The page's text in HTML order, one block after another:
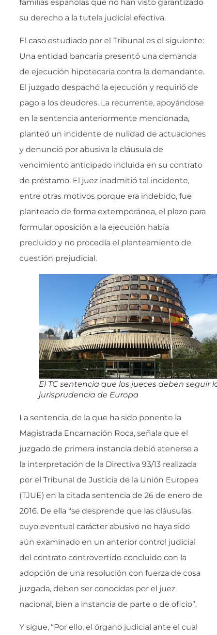
familias españolas que no han visto garantizado
su derecho a la tutela judicial efectiva.
El caso estudiado por el Tribunal es el siguiente:
Una entidad bancaria presentó una demanda
de ejecución hipotecaria contra la demandante.
El juzgado despachó la ejecución y requirió de
pago a los deudores. La recurrente, apoyándose
en la sentencia anteriormente mencionada,
planteó un incidente de nulidad de actuaciones
y denunció por abusiva la cláusula de
vencimiento anticipado incluida en su contrato
de préstamo. El juez inadmitió tal incidente,
entre otras motivos porque era indebido, fue
planteado de forma extemporánea, el plazo para
formular oposición a la ejecución había
precluido y no procedía el planteamiento de
cuestión prejudicial.
El TC sentencia que los jueces deben seguir
jurisprudencia de Europa
La sentencia, de la que ha sido ponente la
Magistrada Encarnación Roca, señala que el
juzgado de primera instancia debió atenerse a
la interpretación de la Directiva 93/13 realizada
por el Tribunal de Justicia de la Unión Europea
(TJUE) en la citada sentencia de 26 de enero de
2016. De ella “se desprende que las cláusulas
cuyo eventual carácter abusivo no haya sido
aún examinado en un anterior control judicial
del contrato controvertido concluido con la
adopción de una resolución con fuerza de cosa
juzgada, deben ser conocidas por el juez
nacional, bien a instancia de parte o de oficio”.
Y sigue, “Por ello, el órgano judicial ante el cual